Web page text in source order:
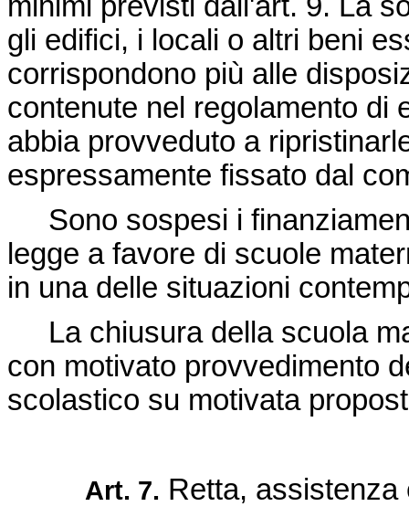
gli edifici, i locali o altri beni
corrispondono più alle
contenute nel regolamento di
abbia provveduto a
espressamente fissato dal
Sono sospesi i
legge a favore di scuole
in una delle situazioni
La chiusura della scuola
con motivato provvedimento
scolastico su motivata
Art. 7. Retta, assistenza